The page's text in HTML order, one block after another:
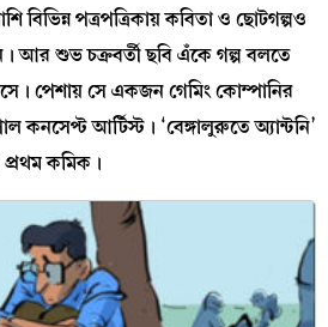
বিভিন্ন পত্রপত্রিকায় কবিতা ও ছোটগল্পও
আর শুভ চক্রবর্তী ছবি এঁকে গল্প বলতে
পেশায় সে একজন গেমিং কোম্পানির
কনসেপ্ট আর্টিস্ট। ‘বেঙ্গালুরুতে অ্যান্টনি’
কমিক।